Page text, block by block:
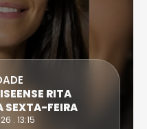
RITA
SEXTA-FEIRA
. 13:15